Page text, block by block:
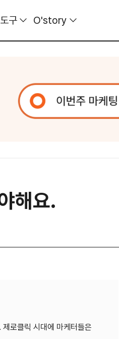
구 O'story
해요.
로클릭 시대에 마케터들은